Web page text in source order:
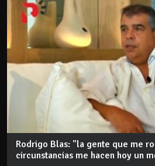
Rodrigo Blas: "la gente que me
circunstancias me hacen hoy un